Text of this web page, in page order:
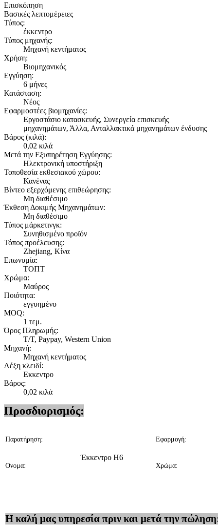
Επισκόπηση
Βασικές λεπτομέρειες
Τύπος:
έκκεντρο
Τύπος μηχανής:
Μηχανή κεντήματος
Χρήση:
Βιομηχανικός
Εγγύηση:
6 μήνες
Κατάσταση:
Νέος
Εφαρμοστέες βιομηχανίες:
Εργοστάσιο κατασκευής, Συνεργεία επισκευής
μηχανημάτων, Άλλα, Ανταλλακτικά μηχανημάτων ένδυσης
Βάρος (κιλά):
0,02 κιλά
Μετά την Εξυπηρέτηση Εγγύησης:
Ηλεκτρονική υποστήριξη
Τοποθεσία εκθεσιακού χώρου:
Κανένας
Βίντεο εξερχόμενης επιθεώρησης:
Μη διαθέσιμο
Έκθεση Δοκιμής Μηχανημάτων:
Μη διαθέσιμο
Τύπος μάρκετινγκ:
Συνηθισμένο προϊόν
Τόπος προέλευσης:
Zhejiang, Κίνα
Επωνυμία:
ΤΟΠΤ
Χρώμα:
Μαύρος
Ποιότητα:
εγγυημένο
MOQ:
1 τεμ.
Όρος Πληρωμής:
T/T, Paypay, Western Union
Μηχανή:
Μηχανή κεντήματος
Λέξη κλειδί:
Εκκεντρο
Βάρος:
0,02 κιλά
Προσδιορισμός:
Παρατήρηση: Εφαρμογή:
Ονομα:
Έκκεντρο H6
Χρώμα:
Η καλή μας υπηρεσία πριν και μετά την